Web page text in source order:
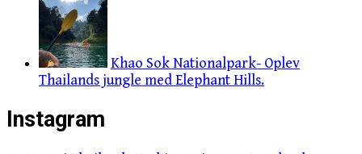
Khao Sok Nationalpark- Oplev
Thailands jungle med Elephant Hills.
Instagram